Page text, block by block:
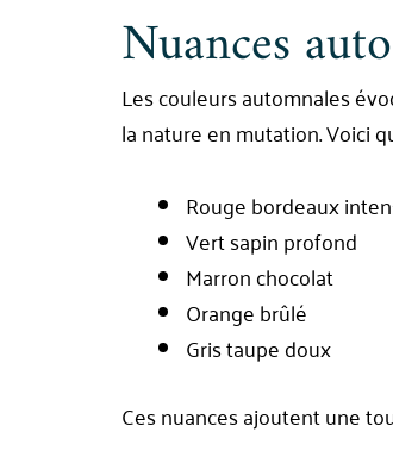
Nuances
Les couleurs automnales
la nature en mutation. Voici
Rouge bordeaux
Vert sapin profond
Marron chocolat
Orange brûlé
Gris taupe doux
Ces nuances ajoutent une